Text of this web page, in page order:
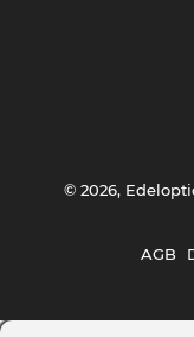
AGB
© 2026,